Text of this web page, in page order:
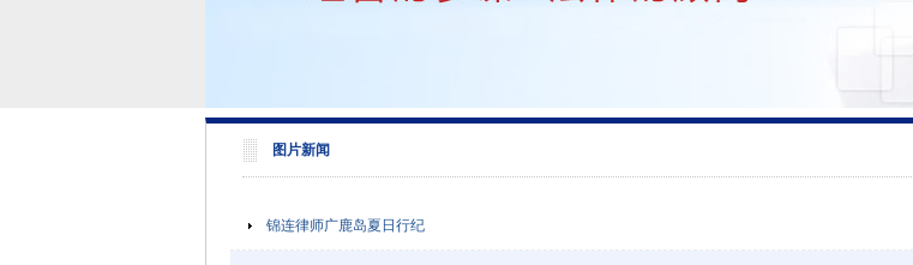
图片新闻
锦连律师广鹿岛夏日行纪